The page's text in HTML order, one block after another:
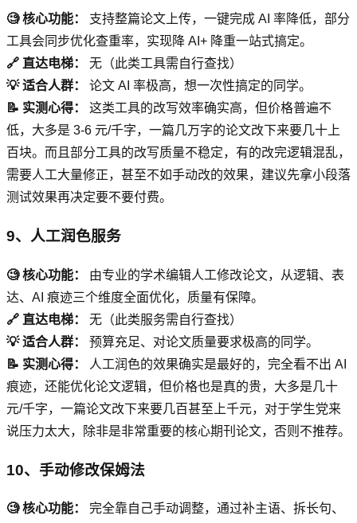
🧐 核心功能：
支持整篇论文上传，一键完成 AI 率降低，部分
工具会同步优化查重率，实现降 AI+ 降重一站式搞定。
🔗 直达电梯：
无（此类工具需自行查找）
💡 适合人群：
论文 AI 率极高，想一次性搞定的同学。
📝 实测心得：
这类工具的改写效率确实高，但价格普遍不
低，大多是 3-6 元/千字，一篇几万字的论文改下来要几十上
百块。而且部分工具的改写质量不稳定，有的改完逻辑混乱，
需要人工大量修正，甚至不如手动改的效果，建议先拿小段落
测试效果再决定要不要付费。
9、人工润色服务
🧐 核心功能：
由专业的学术编辑人工修改论文，从逻辑、表
达、AI 痕迹三个维度全面优化，质量有保障。
🔗 直达电梯：
无（此类服务需自行查找）
💡 适合人群：
预算充足、对论文质量要求极高的同学。
📝 实测心得：
人工润色的效果确实是最好的，完全看不出 AI
痕迹，还能优化论文逻辑，但价格也是真的贵，大多是几十
元/千字，一篇论文改下来要几百甚至上千元，对于学生党来
说压力太大，除非是非常重要的核心期刊论文，否则不推荐。
10、手动修改保姆法
🧐 核心功能：
完全靠自己手动调整，通过补主语、拆长句、